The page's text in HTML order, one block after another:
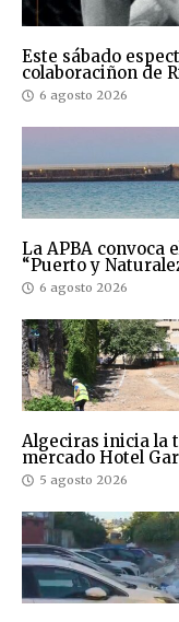
Este sábado
colaboraciñon de
6 agosto 2026
La APBA convoca
“Puerto y
6 agosto 2026
Algeciras inicia la
mercado Hotel
5 agosto 2026